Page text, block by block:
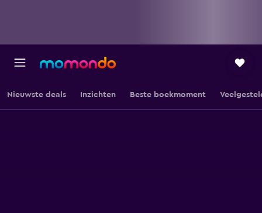
Nieuwste deals Inzichten Beste boekmoment